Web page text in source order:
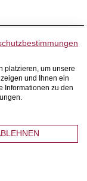
platzieren, um unsere
und Ihnen ein
Informationen zu den